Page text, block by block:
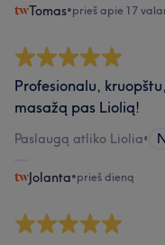
Tomas•prieš apie 17
Profesionalu,
masažą pas Liolią!
Paslaugą atliko Liolia•
Jolanta•prieš dieną